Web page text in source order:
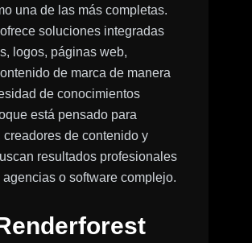
una de las más completas.
soluciones integradas
logos, páginas web,
de marca de manera
de conocimientos
está pensado para
de contenido y
resultados profesionales
o software complejo.